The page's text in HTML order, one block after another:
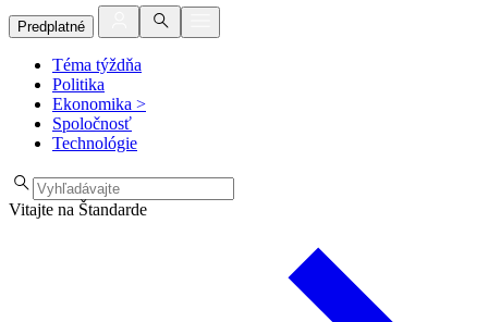
Predplatné
Téma týždňa
Politika
Ekonomika >
Spoločnosť
Technológie
Vitajte na Štandarde